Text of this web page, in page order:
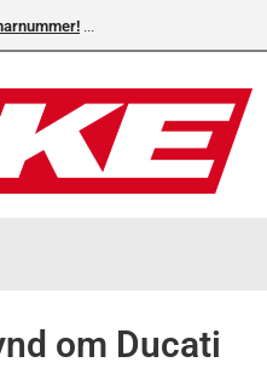
om Ducati